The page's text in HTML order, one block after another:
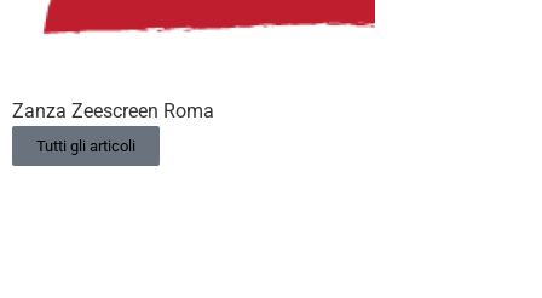
Zanza Zeescreen Roma
Tutti gli articoli